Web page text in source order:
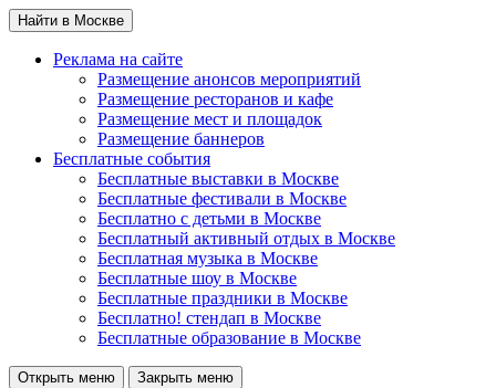
Найти в Москве
Реклама на сайте
Размещение анонсов мероприятий
Размещение ресторанов и кафе
Размещение мест и площадок
Размещение баннеров
Бесплатные события
Бесплатные выставки в Москве
Бесплатные фестивали в Москве
Бесплатно с детьми в Москве
Бесплатный активный отдых в Москве
Бесплатная музыка в Москве
Бесплатные шоу в Москве
Бесплатные праздники в Москве
Бесплатно! стендап в Москве
Бесплатные образование в Москве
Открыть меню Закрыть меню